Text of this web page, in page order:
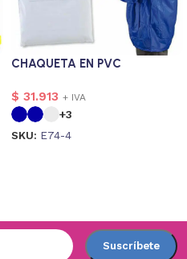
CHAQUETA EN PVC
$ 31.913 + IVA
+3
SKU: E74-4